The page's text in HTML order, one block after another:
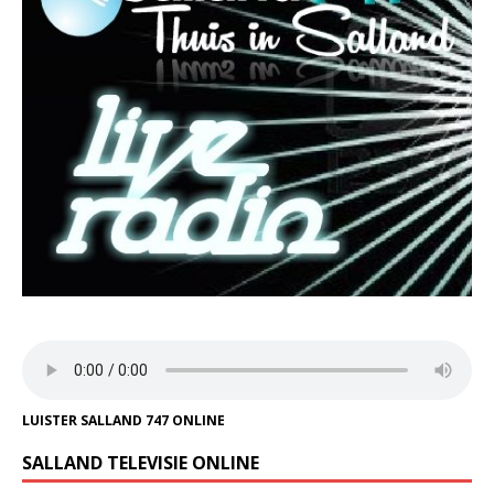
LUISTER SALLAND 747 ONLINE
SALLAND TELEVISIE ONLINE